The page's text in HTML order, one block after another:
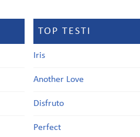
TOP TESTI
Iris
Another Love
Disfruto
Perfect